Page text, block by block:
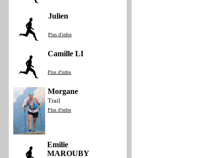
Julien
Plus d'infos
Camille LI
Plus d'infos
Morgane
Trail
Plus d'infos
Emilie
MAROUBY